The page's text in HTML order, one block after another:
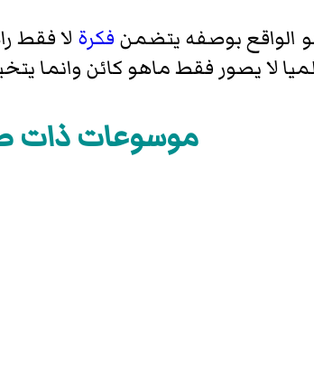
الواقع بوصفه يتضمن فكرة لا فقط
لا يصور فقط ماهو كائن وانما
موسوعات ذات